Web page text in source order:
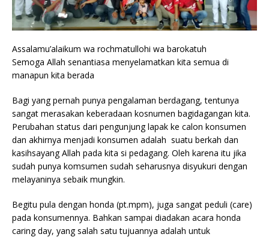
Assalamu’alaikum wa rochmatullohi wa barokatuh
Semoga Allah senantiasa menyelamatkan kita semua di
manapun kita berada
Bagi yang pernah punya pengalaman berdagang, tentunya
sangat merasakan keberadaan kosnumen bagidagangan kita.
Perubahan status dari pengunjung lapak ke calon konsumen
dan akhirnya menjadi konsumen adalah suatu berkah dan
kasihsayang Allah pada kita si pedagang. Oleh karena itu jika
sudah punya komsumen sudah seharusnya disyukuri dengan
melayaninya sebaik mungkin.
Begitu pula dengan honda (pt.mpm), juga sangat peduli (care)
pada konsumennya. Bahkan sampai diadakan acara honda
caring day, yang salah satu tujuannya adalah untuk